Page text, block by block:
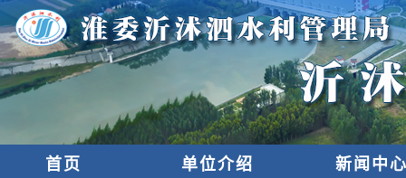
首页 单位介绍 新闻中